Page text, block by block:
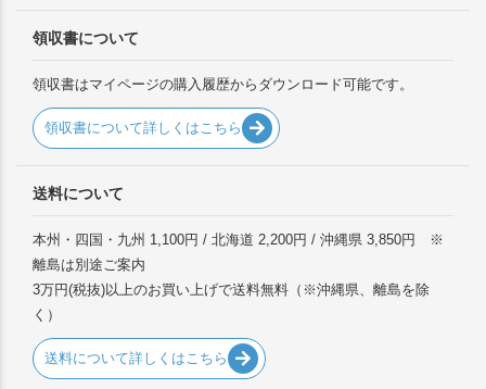
領収書について
領収書はマイページの購入履歴からダウンロード可能です。
領収書について詳しくはこちら
送料について
本州・四国・九州 1,100円 / 北海道 2,200円 / 沖縄県 3,850円 ※
離島は別途ご案内
3万円(税抜)以上のお買い上げで送料無料（※沖縄県、離島を除
く）
送料について詳しくはこちら